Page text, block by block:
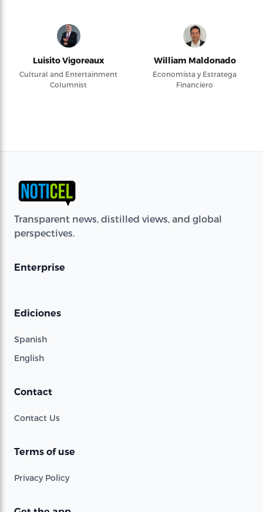
Luisito Vigoreaux
Cultural and Entertainment
Columnist
William Maldonado
Economista y Estratega
Financiero
Transparent news, distilled views, and global
perspectives.
Enterprise
Ediciones
Spanish
English
Contact
Contact Us
Terms of use
Privacy Policy